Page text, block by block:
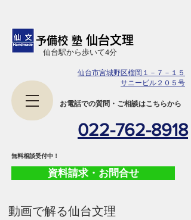
予備校 塾 仙台文理
022-762-8918
資料請求・お問合せ
​お電話での質問・ご相談はこちらから
​仙台駅から歩いて4分
​無料相談受付中！
仙台市宮城野区榴岡１－７－１５
サニービル２０５号
​動画で解る仙台文理